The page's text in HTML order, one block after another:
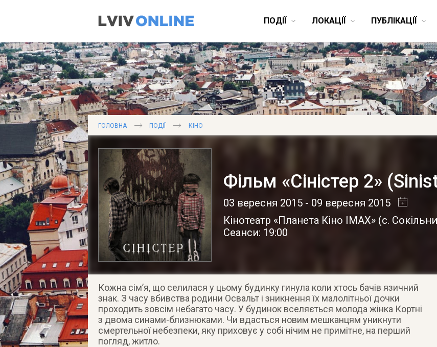
ПОДІЇ ЛОКАЦІЇ ПУБЛІКАЦІЇ
ГОЛОВНА ПОДІЇ КІНО
Фільм «Сіністер 2»
03 вересня 2015 - 09 вересня 2015
Кінотеатр «Планета Кіно IMAX» (с.
Сеанси: 19:00
Кожна сім’я, що селилася у цьому будинку гинула коли хтось бачів язичний
знак. З часу вбивства родини Освальт і зникнення їх малолітньої дочки
проходить зовсім небагато часу. У будинок вселяється молода жінка Кортні
з двома синами-близнюками. Чи вдасться новим мешканцям уникнути
смертельної небезпеки, яку приховує у собі нічим не примітне, на перший
погляд, житло.